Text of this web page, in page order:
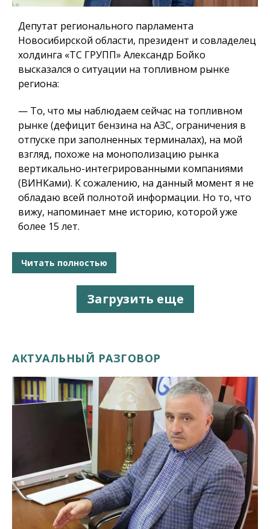
Депутат регионального парламента
Новосибирской области, президент и совладелец
холдинга «ТС ГРУПП» Александр Бойко
высказался о ситуации на топливном рынке
региона:
— То, что мы наблюдаем сейчас на топливном
рынке (дефицит бензина на АЗС, ограничения в
отпуске при заполненных терминалах), на мой
взгляд, похоже на монополизацию рынка
вертикально-интегрированными компаниями
(ВИНКами). К сожалению, на данный момент я не
обладаю всей полнотой информации. Но то, что
вижу, напоминает мне историю, которой уже
более 15 лет.
Читать полностью
Загрузить еще
АКТУАЛЬНЫЙ РАЗГОВОР